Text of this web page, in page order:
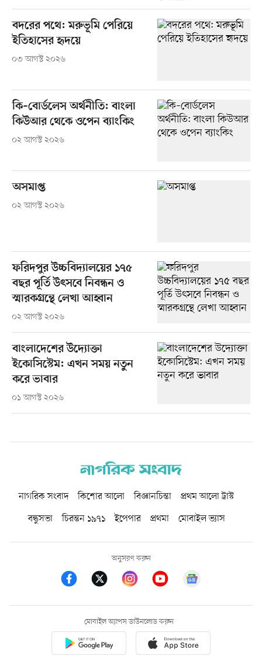
বদরের পথে: মরুভূমি পেরিয়ে
ইতিহাসের হৃদয়ে
০৩ আগস্ট ২০২৬
কি–বোর্ডলেস অর্থনীতি: বাংলা
কিউআর থেকে ওপেন ব্যাংকিং
০২ আগস্ট ২০২৬
অসমাপ্ত
০২ আগস্ট ২০২৬
ফরিদপুর উচ্চবিদ্যালয়ের ১৭৫
বছর পূর্তি উৎসবে নিবন্ধন ও
স্মারকগ্রন্থে লেখা আহ্বান
০২ আগস্ট ২০২৬
বাংলাদেশের উদ্যোক্তা
ইকোসিস্টেম: এখন সময় নতুন
করে ভাবার
০১ আগস্ট ২০২৬
নাগরিক সংবাদ কিশোর আলো বিজ্ঞানচিন্তা
প্রথম আলো ট্রাস্ট
বন্ধুসভা
চিরন্তন ১৯৭১ ইপেপার প্রথমা মোবাইল ভ্যাস
অনুসরণ করুন
মোবাইল অ্যাপস ডাউনলোড করুন